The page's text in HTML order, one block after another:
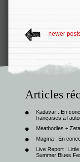
newer
Articles
Kadavar : En
françaises à
Meatbodies +
Magma : En
Live Report :
Summer Blues